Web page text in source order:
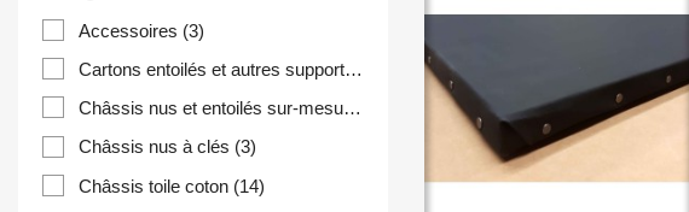
Accessoires (3)
Cartons entoilés et autres supports(13)
Châssis nus et entoilés sur-mesure
Châssis nus à clés (3)
Châssis toile coton (14)